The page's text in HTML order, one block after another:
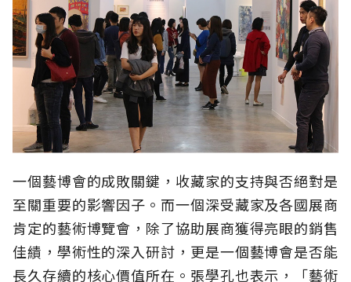
一個藝博會的成敗關鍵，收藏家的支持與否絕對是
至關重要的影響因子。而一個深受藏家及各國展商
肯定的藝術博覽會，除了協助展商獲得亮眼的銷售
佳績，學術性的深入研討，更是一個藝博會是否能
長久存續的核心價值所在。張學孔也表示，「藝術